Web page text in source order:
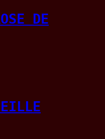
DE